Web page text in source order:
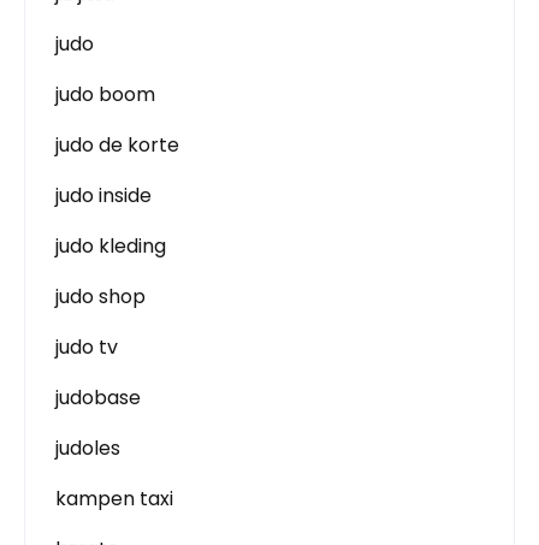
judo
judo boom
judo de korte
judo inside
judo kleding
judo shop
judo tv
judobase
judoles
kampen taxi